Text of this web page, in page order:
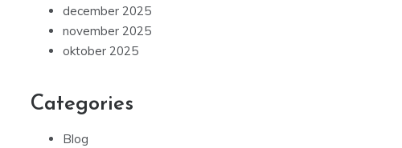
december 2025
november 2025
oktober 2025
Categories
Blog